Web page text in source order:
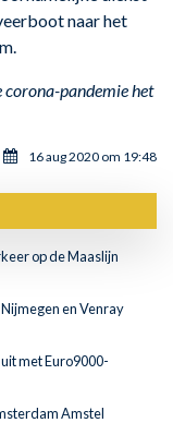
naar het
corona-pandemie het
16 aug 2020 om 19:48
op de Maaslijn
en Venray
met Euro9000-
Amstel